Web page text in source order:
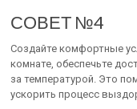
СОВЕТ №4
Создайте комфортные
комнате, обеспечьте
за температурой. Это
ускорить процесс